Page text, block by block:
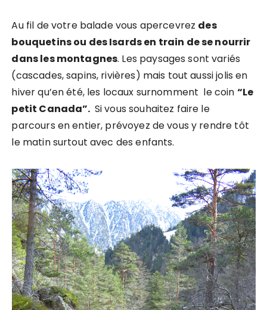
Au fil de votre balade vous apercevrez des
bouquetins ou des Isards en train de se nourrir
dans les montagnes. Les paysages sont variés
(cascades, sapins, rivières) mais tout aussi jolis en
hiver qu’en été, les locaux surnomment le coin “Le
petit Canada”. Si vous souhaitez faire le
parcours en entier, prévoyez de vous y rendre tôt
le matin surtout avec des enfants.